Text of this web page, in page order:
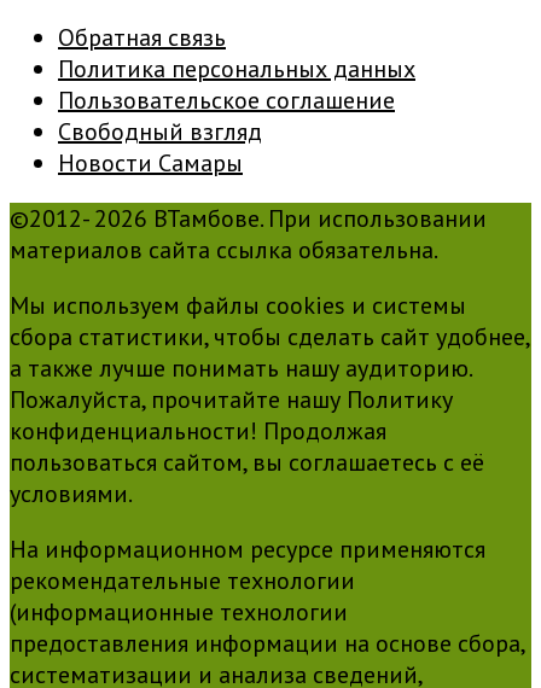
Обратная связь
Политика персональных данных
Пользовательское соглашение
Свободный взгляд
Новости Самары
©2012- 2026 ВТамбове. При использовании
материалов сайта ссылка обязательна.
Мы используем файлы cookies и системы
сбора статистики, чтобы сделать сайт удобнее,
а также лучше понимать нашу аудиторию.
Пожалуйста, прочитайте нашу Политику
конфиденциальности! Продолжая
пользоваться сайтом, вы соглашаетесь с её
условиями.
На информационном ресурсе применяются
рекомендательные технологии
(информационные технологии
предоставления информации на основе сбора,
систематизации и анализа сведений,